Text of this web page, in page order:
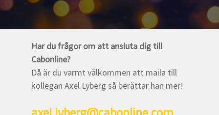
Har du frågor om att ansluta dig till
Cabonline?
Då är du varmt välkommen att maila till
kollegan Axel Lybergså berättar han mer!